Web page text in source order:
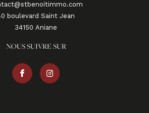
boulevard Saint Jean
34150
aniane
NOUS SUIVRE SUR